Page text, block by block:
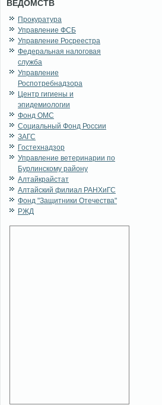
ВЕДОМСТВ
Прокуратура
Управление ФСБ
Управление Росреестра
Федеральная налоговая
служба
Управление
Роспотребнадзора
Центр гигиены и
эпидемиологии
Фонд ОМС
Социальный Фонд России
ЗАГС
Гостехнадзор
Управление ветеринарии по
Бурлинскому району
Алтайкрайстат
Алтайский филиал РАНХиГС
Фонд "Защитники Отечества"
РЖД